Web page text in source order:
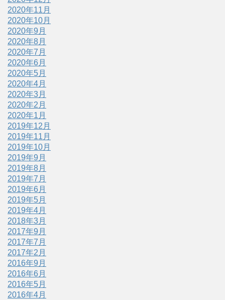
2020年11月
2020年10月
2020年9月
2020年8月
2020年7月
2020年6月
2020年5月
2020年4月
2020年3月
2020年2月
2020年1月
2019年12月
2019年11月
2019年10月
2019年9月
2019年8月
2019年7月
2019年6月
2019年5月
2019年4月
2018年3月
2017年9月
2017年7月
2017年2月
2016年9月
2016年6月
2016年5月
2016年4月